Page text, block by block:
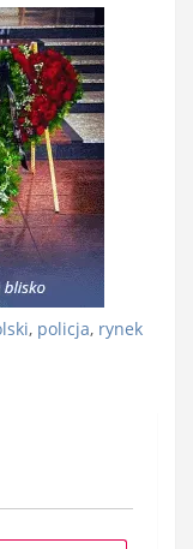
, policja, rynek